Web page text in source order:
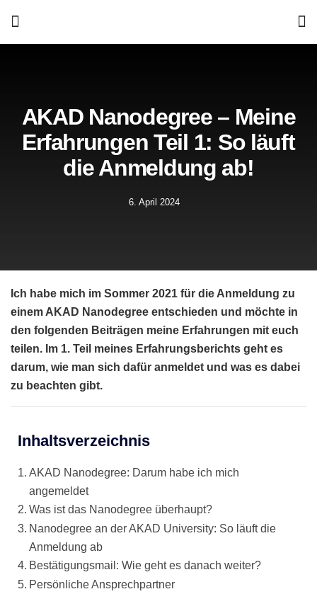
AKAD Nanodegree – Meine
Erfahrungen Teil 1: So läuft
die Anmeldung ab!
6. April 2024
Ich habe mich im Sommer 2021 für die Anmeldung zu
einem AKAD Nanodegree entschieden und möchte in
den folgenden Beiträgen meine Erfahrungen mit euch
teilen. Im 1. Teil meines Erfahrungsberichts geht es
darum, wie man sich dafür anmeldet und was es dabei
zu beachten gibt.
Inhaltsverzeichnis
AKAD Nanodegree: Darum habe ich mich
angemeldet
Was ist das Nanodegree überhaupt?
Nanodegree an der AKAD University: So läuft die
Anmeldung ab
Bestätigungsmail: Wie geht es danach weiter?
Persönliche Ansprechpartner